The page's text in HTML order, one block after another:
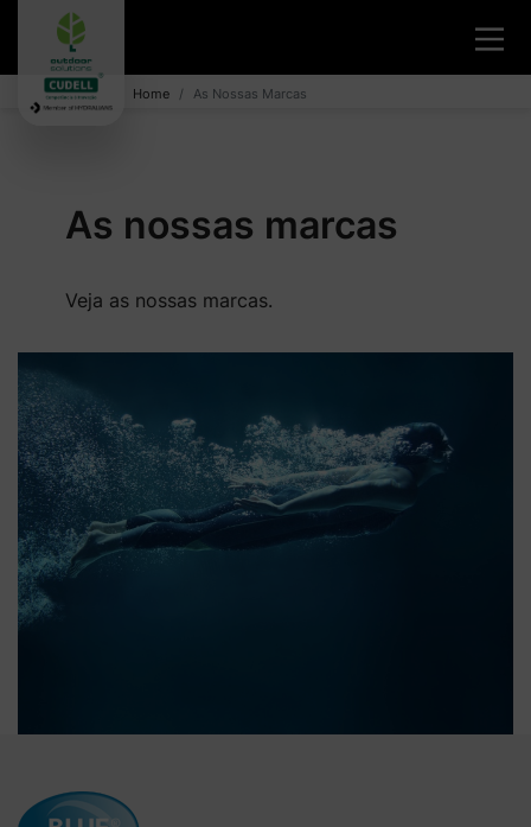
Home As Nossas Marcas
As nossas marcas
Veja as nossas marcas.